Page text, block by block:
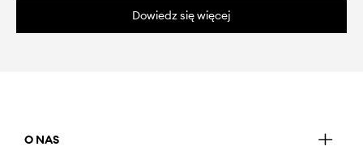
Dowiedz się więcej
O NAS